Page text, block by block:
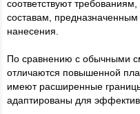
соответствуют
составам,
нанесения.
По сравнению с обычными
отличаются повышенной
имеют расширенные
адаптированы для